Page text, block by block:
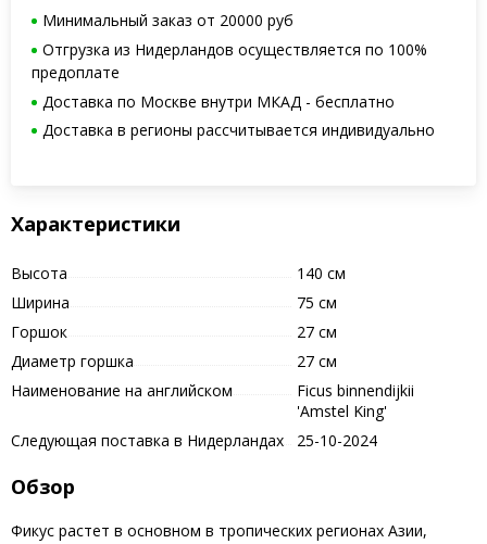
Минимальный заказ от 20000 руб
Отгрузка из Нидерландов осуществляется по 100%
предоплате
Доставка по Москве внутри МКАД - бесплатно
Доставка в регионы рассчитывается индивидуально
Характеристики
Высота
140 см
Ширина
75 см
Горшок
27 см
Диаметр горшка
27 см
Наименование на английском
Ficus binnendijkii
'Amstel King'
Следующая поставка в Нидерландах
25-10-2024
Обзор
Фикус растет в основном в тропических регионах Азии,